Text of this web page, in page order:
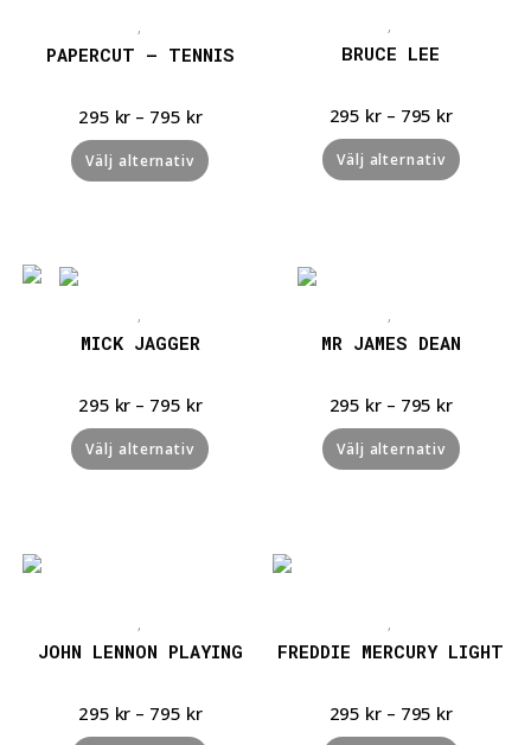
PAPERCUT – TENNIS
295 kr – 795 kr
Välj alternativ
BRUCE LEE
295 kr – 795 kr
Välj alternativ
MICK JAGGER
295 kr – 795 kr
Välj alternativ
MR JAMES DEAN
295 kr – 795 kr
Välj alternativ
JOHN LENNON PLAYING
295 kr – 795 kr
FREDDIE MERCURY LIGHT
295 kr – 795 kr